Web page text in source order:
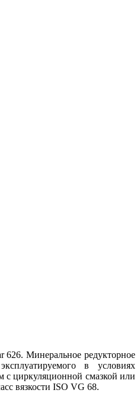
626. Минеральное редукторное
в условиях
с циркуляционной смазкой или
вязкости ISO VG 68.